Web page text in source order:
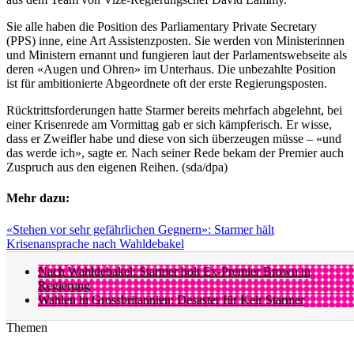
Sie alle haben die Position des Parliamentary Private Secretary
(PPS) inne, eine Art Assistenzposten. Sie werden von Ministerinnen
und Ministern ernannt und fungieren laut der Parlamentswebseite als
deren «Augen und Ohren» im Unterhaus. Die unbezahlte Position
ist für ambitionierte Abgeordnete oft der erste Regierungsposten.
Rücktrittsforderungen hatte Starmer bereits mehrfach abgelehnt, bei
einer Krisenrede am Vormittag gab er sich kämpferisch. Er wisse,
dass er Zweifler habe und diese von sich überzeugen müsse – «und
das werde ich», sagte er. Nach seiner Rede bekam der Premier auch
Zuspruch aus den eigenen Reihen. (sda/dpa)
Mehr dazu:
«Stehen vor sehr gefährlichen Gegnern»: Starmer hält
Krisenansprache nach Wahldebakel
Nach Wahldebakel: Starmer holt Ex-Premier Brown in
Regierung
Wahlen in Grossbritannien: Desaster für Keir Starmer
Themen